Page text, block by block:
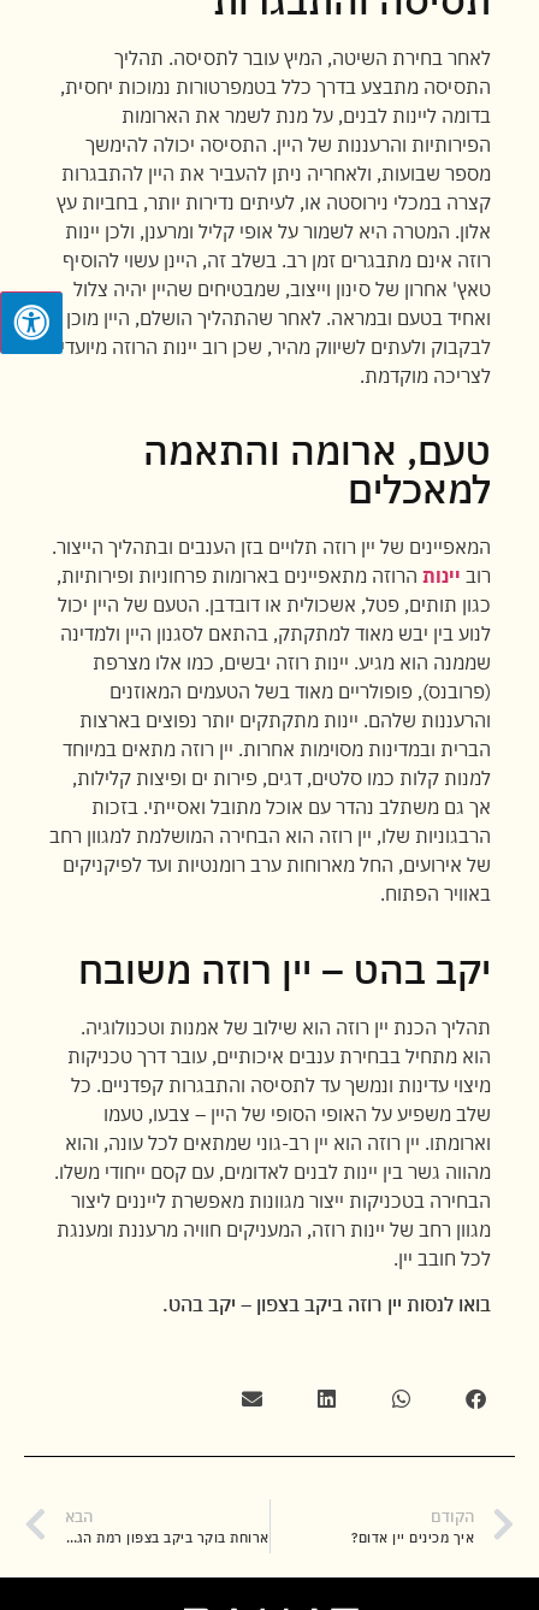
לאחר בחירת השיטה, המיץ עובר לתסיסה. תהליך
התסיסה מתבצע בדרך כלל בטמפרטורות נמוכות יחסית,
בדומה ליינות לבנים, על מנת לשמר את הארומות
הפירותיות והרעננות של היין. התסיסה יכולה להימשך
מספר שבועות, ולאחריה ניתן להעביר את היין להתבגרות
קצרה במכלי נירוסטה או, לעיתים נדירות יותר, בחביות עץ
אלון. המטרה היא לשמור על אופי קליל ומרענן, ולכן יינות
רוזה אינם מתבגרים זמן רב. בשלב זה, היינן עשוי להוסיף
טאץ' אחרון של סינון וייצוב, שמבטיחים שהיין יהיה צלול
ואחיד בטעם ובמראה. לאחר שהתהליך הושלם, היין מוכן
לבקבוק ולעתים לשיווק מהיר, שכן רוב יינות הרוזה מיועדים
לצריכה מוקדמת.
טעם, ארומה והתאמה
למאכלים
המאפיינים של יין רוזה תלויים בזן הענבים ובתהליך הייצור.
רוב יינות הרוזה מתאפיינים בארומות פרחוניות ופירותיות,
כגון תותים, פטל, אשכולית או דובדבן. הטעם של היין יכול
לנוע בין יבש מאוד למתקתק, בהתאם לסגנון היין ולמדינה
שממנה הוא מגיע. יינות רוזה יבשים, כמו אלו מצרפת
(פרובנס), פופולריים מאוד בשל הטעמים המאוזנים
והרעננות שלהם. יינות מתקתקים יותר נפוצים בארצות
הברית ובמדינות מסוימות אחרות. יין רוזה מתאים במיוחד
למנות קלות כמו סלטים, דגים, פירות ים ופיצות קלילות,
אך גם משתלב נהדר עם אוכל מתובל ואסייתי. בזכות
הרבגוניות שלו, יין רוזה הוא הבחירה המושלמת למגוון רחב
של אירועים, החל מארוחות ערב רומנטיות ועד לפיקניקים
באוויר הפתוח.
יקב בהט – יין רוזה משובח
תהליך הכנת יין רוזה הוא שילוב של אמנות וטכנולוגיה.
הוא מתחיל בבחירת ענבים איכותיים, עובר דרך טכניקות
מיצוי עדינות ונמשך עד לתסיסה והתבגרות קפדניים. כל
שלב משפיע על האופי הסופי של היין – צבעו, טעמו
וארומתו. יין רוזה הוא יין רב-גוני שמתאים לכל עונה, והוא
מהווה גשר בין יינות לבנים לאדומים, עם קסם ייחודי משלו.
הבחירה בטכניקות ייצור מגוונות מאפשרת לייננים ליצור
מגוון רחב של יינות רוזה, המעניקים חוויה מרעננת ומענגת
לכל חובב יין.
בואו לנסות יין רוזה ביקב בצפון – יקב בהט.
הקודם
איך מכינים יין אדום?
הבא
ארוחת בוקר ביקב בצפון רמת הגולן